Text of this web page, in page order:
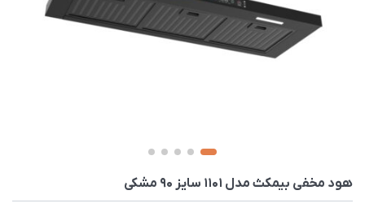
هود مخفی بیمکث مدل 1101 سایز 90 مشکی